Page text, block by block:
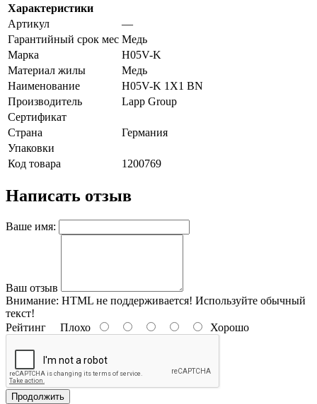
Характеристики
Артикул
—
Гарантийный срок мес Медь
Марка
H05V-K
Материал жилы
Медь
Наименование
H05V-K 1X1 BN
Производитель
Lapp Group
Сертификат
Страна
Германия
Упаковки
Код товара
1200769
Написать отзыв
Ваше имя:
Ваш отзыв
Внимание: HTML не поддерживается! Используйте обычный
текст!
Рейтинг Плохо Хорошо
Продолжить